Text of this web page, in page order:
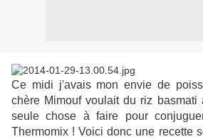
Ce midi j'avais mon envie de
chère Mimouf voulait du riz basmati
seule chose à faire pour
Thermomix ! Voici donc une recette